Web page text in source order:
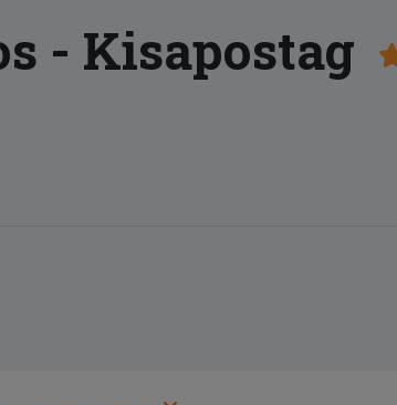
- Kisapostag